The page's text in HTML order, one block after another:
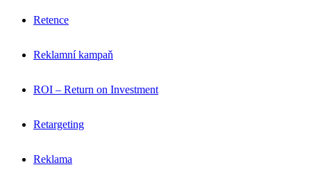
Retence
Reklamní kampaň
ROI – Return on Investment
Retargeting
Reklama